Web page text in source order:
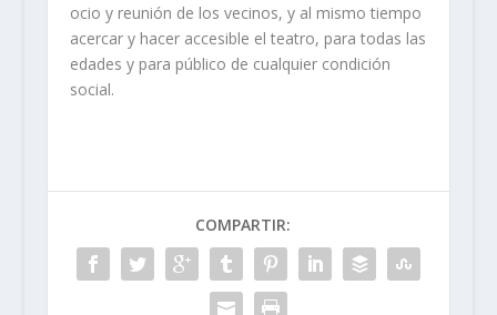
ocio y reunión de los vecinos, y al mismo tiempo
acercar y hacer accesible el teatro, para todas las
edades y para público de cualquier condición
social.
COMPARTIR: